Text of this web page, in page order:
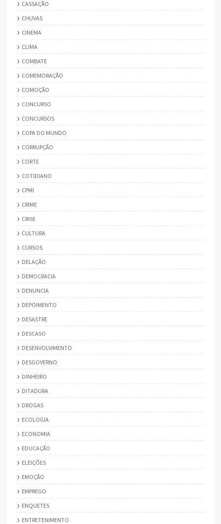
CASSAÇÃO
CHUVAS
CINEMA
CLIMA
COMBATE
COMEMORAÇÃO
COMOÇÃO
CONCURSO
CONCURSOS
COPA DO MUNDO
CORRUPÇÃO
CORTE
COTIDIANO
CPMI
CRIME
CRISE
CULTURA
CURSOS
DELAÇÃO
DEMOCRACIA
DENUNCIA
DEPOIMENTO
DESASTRE
DESCASO
DESENVOLVIMENTO
DESGOVERNO
DINHEIRO
DITADURA
DROGAS
ECOLOGIA
ECONOMIA
EDUCAÇÃO
ELEIÇÕES
EMOÇÃO
EMPREGO
ENQUETES
ENTRETENIMENTO